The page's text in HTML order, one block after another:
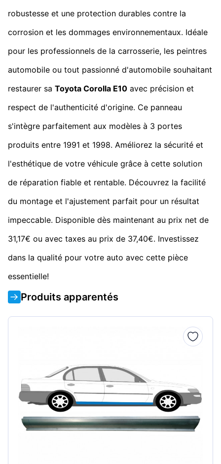
robustesse et une protection durables contre la
corrosion et les dommages environnementaux. Idéale
pour les professionnels de la carrosserie, les peintres
automobile ou tout passionné d'automobile souhaitant
restaurer sa Toyota Corolla E10 avec précision et
respect de l'authenticité d'origine. Ce panneau
s'intègre parfaitement aux modèles à 3 portes
produits entre 1991 et 1998. Améliorez la sécurité et
l'esthétique de votre véhicule grâce à cette solution
de réparation fiable et rentable. Découvrez la facilité
du montage et l'ajustement parfait pour un résultat
impeccable. Disponible dès maintenant au prix net de
31,17€ ou avec taxes au prix de 37,40€. Investissez
dans la qualité pour votre auto avec cette pièce
essentielle!
Produits apparentés